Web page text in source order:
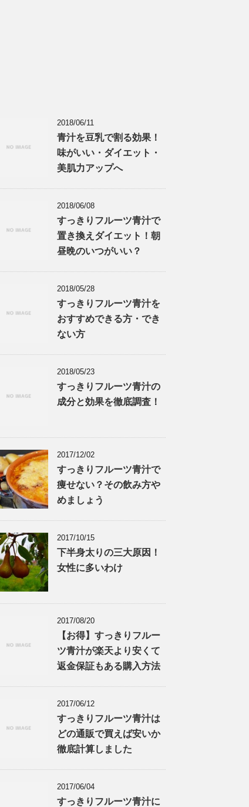
2018/06/11
青汁を豆乳で割る効果！
味がいい・ダイエット・
美肌力アップへ
2018/06/08
すっきりフルーツ青汁で
置き換えダイエット！朝
昼晩のいつがいい？
2018/05/28
すっきりフルーツ青汁を
おすすめできる方・でき
ない方
2018/05/23
すっきりフルーツ青汁の
成分と効果を徹底調査！
2017/12/02
すっきりフルーツ青汁で
痩せない？その飲み方や
めましょう
2017/10/15
下半身太りの三大原因！
女性に多いわけ
2017/08/20
【お得】すっきりフルー
ツ青汁が楽天より安くて
返金保証もある購入方法
2017/06/12
すっきりフルーツ青汁は
どの通販で買えば安いか
徹底計算しました
2017/06/04
すっきりフルーツ青汁に